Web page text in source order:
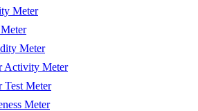
Meter
Meter
Activity Meter
Test Meter
Meter